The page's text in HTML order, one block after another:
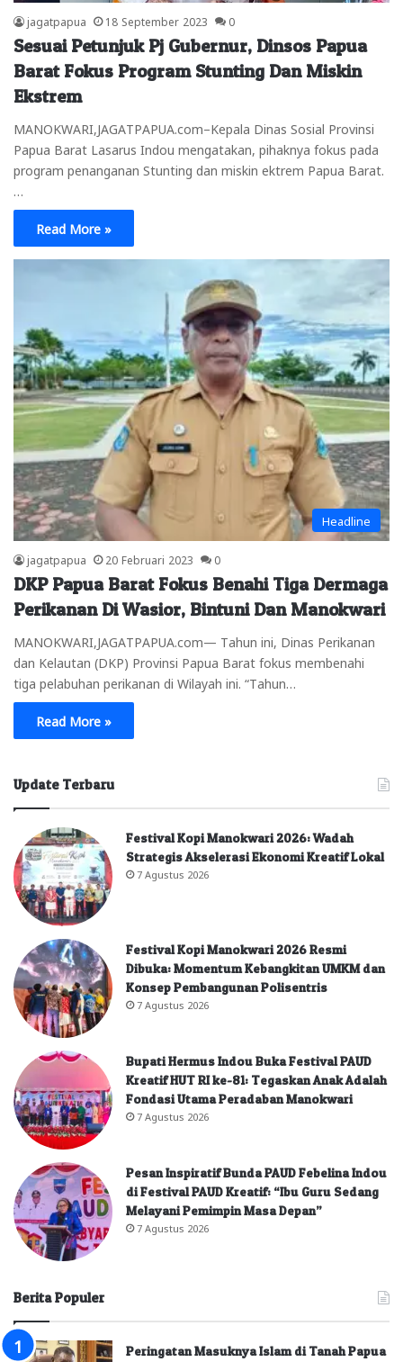
jagatpapua 18 September 2023 0
Sesuai Petunjuk Pj Gubernur, Dinsos Papua
Barat Fokus Program Stunting Dan Miskin
Ekstrem
MANOKWARI,JAGATPAPUA.com–Kepala Dinas Sosial Provinsi
Papua Barat Lasarus Indou mengatakan, pihaknya fokus pada
program penanganan Stunting dan miskin ektrem Papua Barat.
Read More »
Headline
jagatpapua 20 Februari 2023 0
DKP Papua Barat Fokus Benahi Tiga Dermaga
Perikanan Di Wasior, Bintuni Dan Manokwari
MANOKWARI,JAGATPAPUA.com— Tahun ini, Dinas Perikanan
dan Kelautan (DKP) Provinsi Papua Barat fokus membenahi
tiga pelabuhan perikanan di Wilayah ini. “Tahun…
Read More »
Update Terbaru
Festival Kopi Manokwari 2026: Wadah
Strategis Akselerasi Ekonomi Kreatif Lokal
7 Agustus 2026
Festival Kopi Manokwari 2026 Resmi
Dibuka: Momentum Kebangkitan UMKM dan
Konsep Pembangunan Polisentris
7 Agustus 2026
Bupati Hermus Indou Buka Festival PAUD
Kreatif HUT RI ke-81: Tegaskan Anak Adalah
Fondasi Utama Peradaban Manokwari
7 Agustus 2026
Pesan Inspiratif Bunda PAUD Febelina Indou
di Festival PAUD Kreatif: “Ibu Guru Sedang
Melayani Pemimpin Masa Depan”
7 Agustus 2026
Berita Populer
Peringatan Masuknya Islam di Tanah Papua